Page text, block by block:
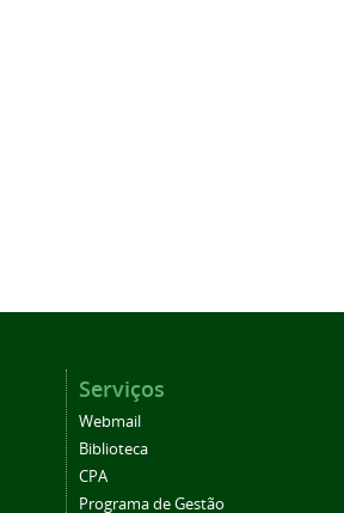
Serviços
Webmail
Biblioteca
CPA
Programa de Gestão